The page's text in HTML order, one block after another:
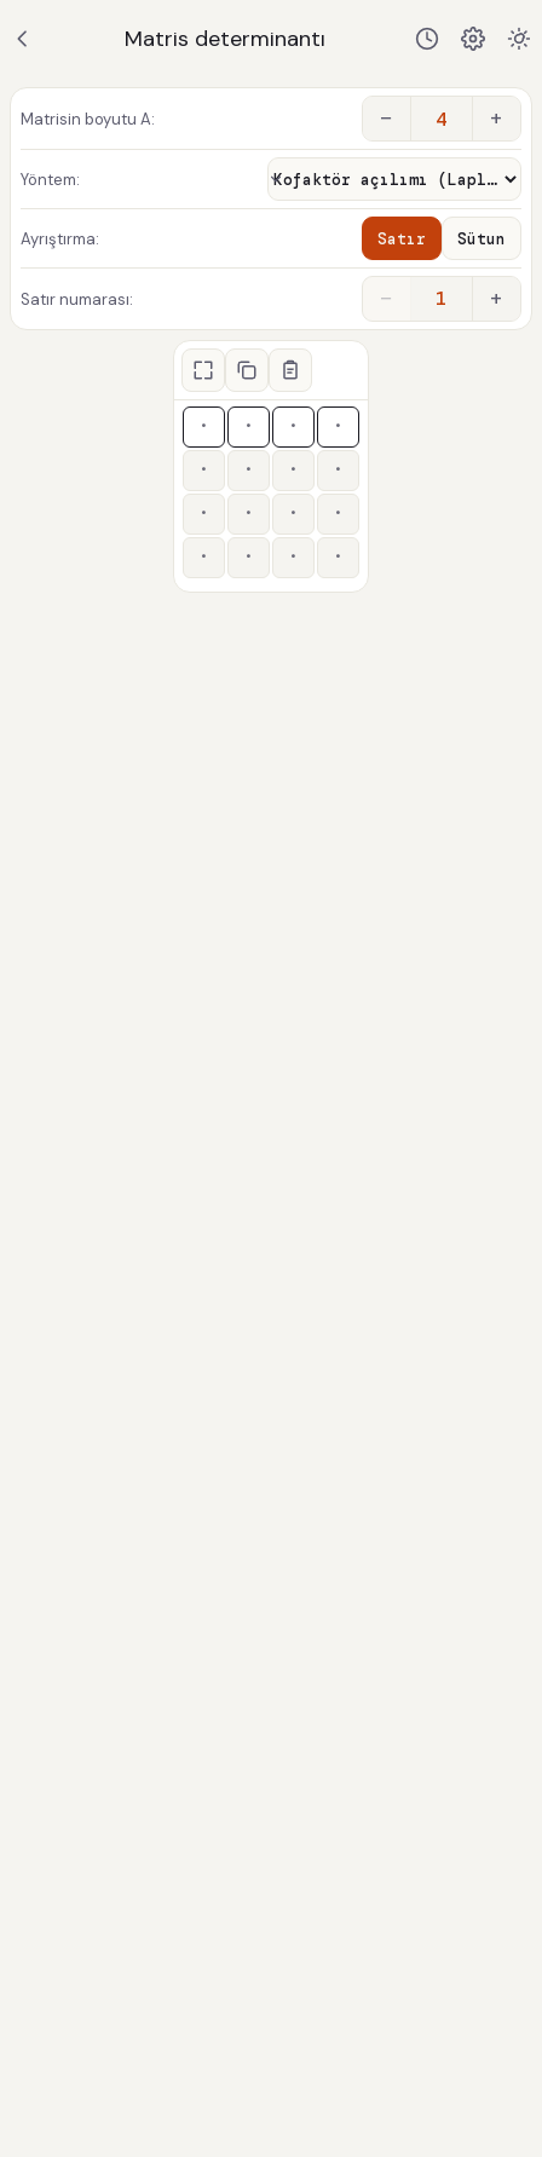
Matris determinantı
Matrisin boyutu A: − +
Yöntem:
Ayrıştırma: Satır Sütun
Satır numarası: − 1 +